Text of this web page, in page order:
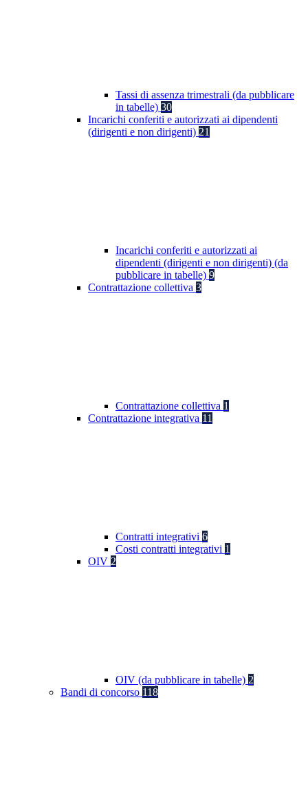
Tassi di assenza trimestrali (da pubblicare
in tabelle) 30
Incarichi conferiti e autorizzati ai dipendenti
(dirigenti e non dirigenti) 21
Incarichi conferiti e autorizzati ai
dipendenti (dirigenti e non dirigenti) (da
pubblicare in tabelle) 9
Contrattazione collettiva 3
Contrattazione collettiva 1
Contrattazione integrativa 11
Contratti integrativi 6
Costi contratti integrativi 1
OIV 2
OIV (da pubblicare in tabelle) 2
Bandi di concorso 118